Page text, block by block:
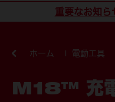
重要なお知
ホーム 電動工具
M18™ 充電